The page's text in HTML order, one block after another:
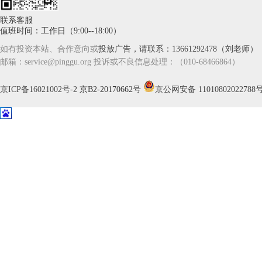
联系客服
值班时间：工作日（9:00--18:00）
如有投资本站、合作意向或投放广告，请联系：13661292478（刘老师）
邮箱：service@pinggu.org 投诉或不良信息处理：（010-68466864）
京ICP备16021002号-2 京B2-20170662号 京公网安备 11010802022788